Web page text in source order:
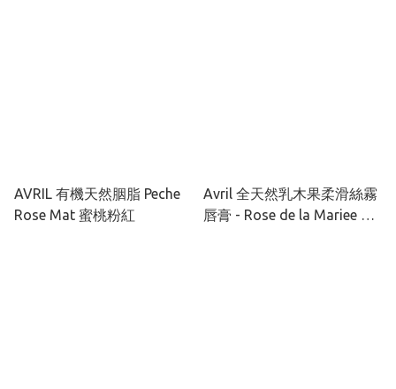
AVRIL 有機天然胭脂 Peche
Rose Mat 蜜桃粉紅
Avril 全天然乳木果柔滑絲霧
唇膏 - Rose de la Mariee 玫